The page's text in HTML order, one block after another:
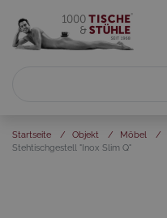
Startseite / Objekt / Möbel /
Stehtischgestell "Inox Slim Q"